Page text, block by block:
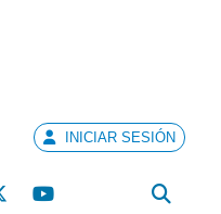
Meduca
INICIAR SESIÓN